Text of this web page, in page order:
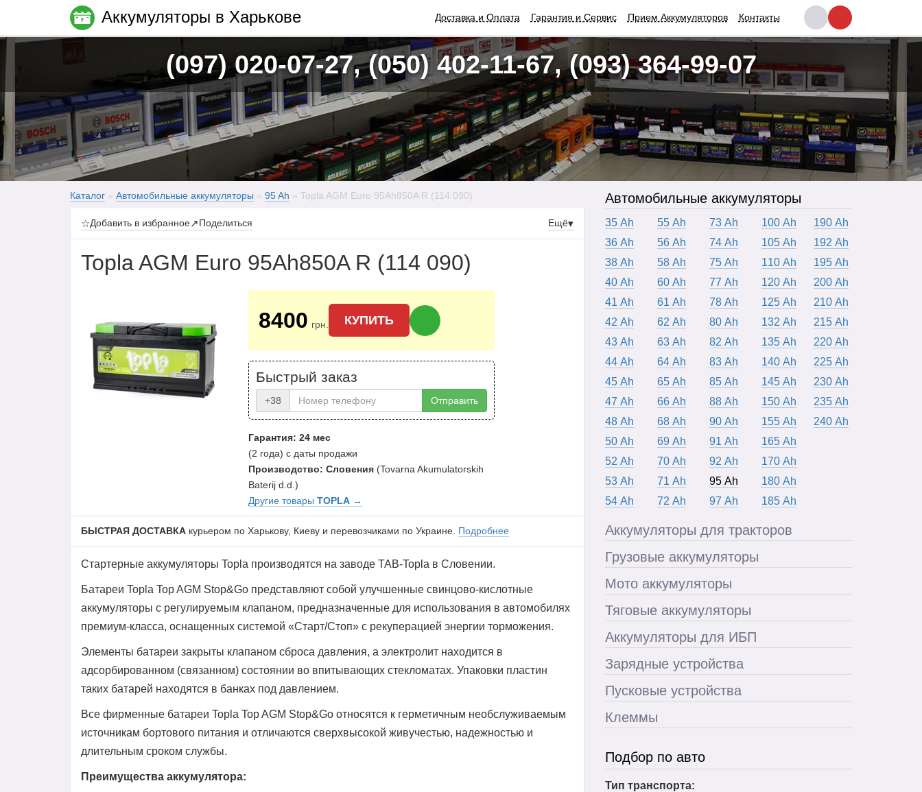
(097) 020-07-27, (050) 402-11-67, (093) 364-99-07
Каталог » Автомобильные аккумуляторы » 95 Ah » Topla AGM Euro 95Ah850A R (114 090)
☆Добавить в избранное↗Поделиться Ещё▾
Topla AGM Euro 95Ah850A R (114 090)
8400 грн. КУПИТЬ
Быстрый заказ
+38 Отправить
Гарантия: 24 мес
(2 года) с даты продажи
Производство: Словения (Tovarna Akumulatorskih
Baterij d.d.)
Другие товарыTOPLA →
БЫСТРАЯ ДОСТАВКА курьером по Харькову, Киеву и перевозчиками по Украине. Подробнее
Стартерные аккумуляторы Topla производятся на заводе TAB-Topla в Словении.
Батареи Topla Top AGM Stop&Go представляют собой улучшенные свинцово-кислотные
аккумуляторы с регулируемым клапаном, предназначенные для использования в автомобилях
премиум-класса, оснащенных системой «Старт/Стоп» с рекуперацией энергии торможения.
Элементы батареи закрыты клапаном сброса давления, а электролит находится в
адсорбированном (связанном) состоянии во впитывающих стекломатах. Упаковки пластин
таких батарей находятся в банках под давлением.
Все фирменные батареи Topla Top AGM Stop&Go относятся к герметичным необслуживаемым
источникам бортового питания и отличаются сверхвысокой живучестью, надежностью и
длительным сроком службы.
Преимущества аккумулятора:
Автомобильные аккумуляторы
35 Ah
36 Ah
38 Ah
40 Ah
41 Ah
42 Ah
43 Ah
44 Ah
45 Ah
47 Ah
48 Ah
50 Ah
52 Ah
53 Ah
54 Ah
55 Ah
56 Ah
58 Ah
60 Ah
61 Ah
62 Ah
63 Ah
64 Ah
65 Ah
66 Ah
68 Ah
69 Ah
70 Ah
71 Ah
72 Ah
73 Ah
74 Ah
75 Ah
77 Ah
78 Ah
80 Ah
82 Ah
83 Ah
85 Ah
88 Ah
90 Ah
91 Ah
92 Ah
95 Ah
97 Ah
100 Ah
105 Ah
110 Ah
120 Ah
125 Ah
132 Ah
135 Ah
140 Ah
145 Ah
150 Ah
155 Ah
165 Ah
170 Ah
180 Ah
185 Ah
190 Ah
192 Ah
195 Ah
200 Ah
210 Ah
215 Ah
220 Ah
225 Ah
230 Ah
235 Ah
240 Ah
Аккумуляторы для тракторов
Грузовые аккумуляторы
Мото аккумуляторы
Тяговые аккумуляторы
Аккумуляторы для ИБП
Зарядные устройства
Пусковые устройства
Клеммы
Подбор по авто
Тип транспорта:
Аккумуляторы в Харькове Доставка и Оплата Гарантия и Сервис Прием Аккумуляторов Контакты